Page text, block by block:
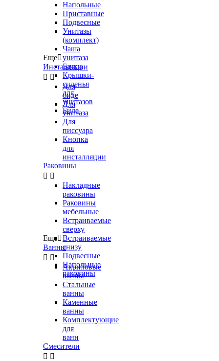
Напольные
Приставные
Подвесные
Унитазы
(комплект)
Чаша
унитаза
Бачки
Крышки-
сиденья
для
унитазов
Биде
Еще
Инсталляции
 
Для
биде
Для
унитаза
Для
писсуара
Кнопка
для
инсталляции
Раковины
 
Накладные
раковины
Раковины
мебельные
Встраиваемые
сверху
Встраиваемые
снизу
Подвесные
Напольные
раковины
Еще
Ванны
 
Акриловые
ванны
Стальные
ванны
Каменные
ванны
Комплектующие
для
ванн
Смесители
 